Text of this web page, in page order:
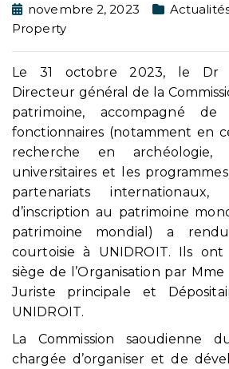
novembre 2, 2023
Property
Le 31 octobre 2023, le Dr
Directeur général de la
patrimoine, accompagné
fonctionnaires (notamment en
recherche en archéologie,
universitaires et les
partenariats internationaux,
d’inscription au patrimoine
patrimoine mondial) a
courtoisie à UNIDROIT. Ils
siège de l’Organisation par
Juriste principale et
UNIDROIT.
La Commission saoudienne
chargée d’organiser et de